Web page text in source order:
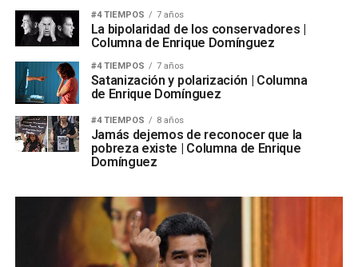
#4 TIEMPOS 7 años
La bipolaridad de los conservadores |
Columna de Enrique Domínguez
#4 TIEMPOS 7 años
Satanización y polarización | Columna
de Enrique Domínguez
#4 TIEMPOS 8 años
Jamás dejemos de reconocer que la
pobreza existe | Columna de Enrique
Domínguez